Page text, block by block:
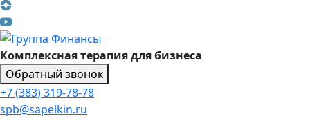
Комплексная терапия для бизнеса
Обратный звонок
+7 (383) 319-78-78
spb@sapelkin.ru